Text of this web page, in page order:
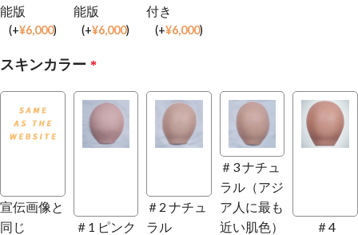
能版
(+¥6,000)
能版
(+¥6,000)
付き
(+¥6,000)
スキンカラー *
宣伝画像と
同じ
＃1 ピンク
＃2 ナチュ
ラル
＃3 ナチュ
ラル（アジ
ア人に最も
近い肌色）
＃4